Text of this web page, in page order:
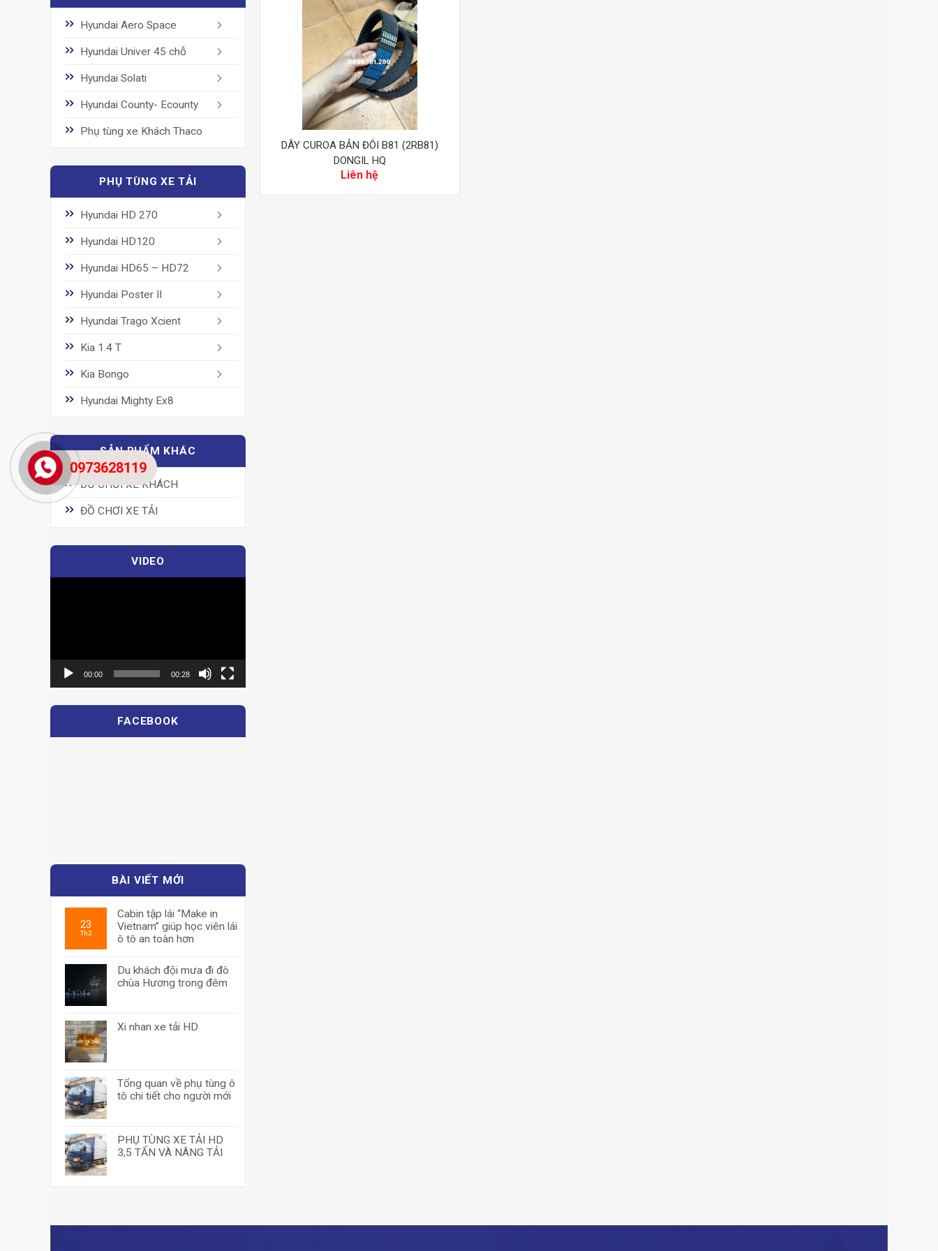
Hyundai Aero Space
Hyundai Univer 45 chỗ
Hyundai Solati
Hyundai County- Ecounty
Phụ tùng xe Khách Thaco
PHỤ TÙNG XE TẢI
Hyundai HD 270
Hyundai HD120
Hyundai HD65 – HD72
Hyundai Poster II
Hyundai Trago Xcient
Kia 1.4 T
Kia Bongo
Hyundai Mighty Ex8
SẢN PHẨM KHÁC
ĐỒ CHƠI XE KHÁCH
ĐỒ CHƠI XE TẢI
VIDEO
00:00 00:28
FACEBOOK
BÀI VIẾT MỚI
23
Th2
Cabin tập lái “Make in
Vietnam” giúp học viên lái
ô tô an toàn hơn
Du khách đội mưa đi đò
chùa Hương trong đêm
Xi nhan xe tải HD
Tổng quan về phụ tùng ô
tô chi tiết cho người mới
PHỤ TÙNG XE TẢI HD
3,5 TẤN VÀ NÂNG TẢI
DÂY CUROA BẢN ĐÔI B81 (2RB81)
DONGIL HQ
Liên hệ
0973628119